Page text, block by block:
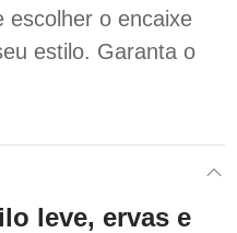
escolher o encaixe
estilo. Garanta o
leve, ervas e